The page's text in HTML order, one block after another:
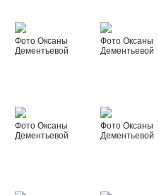
Фото Оксаны
Дементьевой
Фото Оксаны
Дементьевой
Фото Оксаны
Дементьевой
Фото Оксаны
Дементьевой